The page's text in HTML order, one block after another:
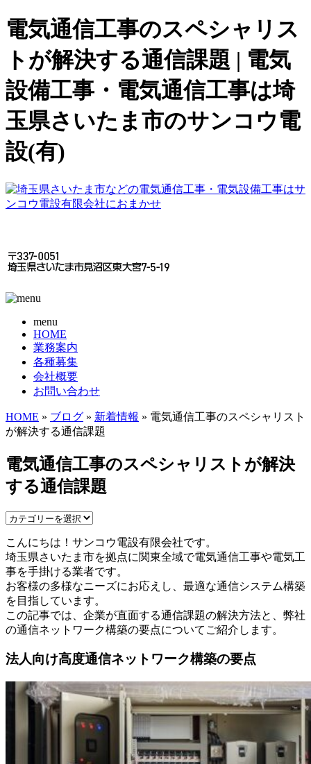
電気通信工事のスペシャリス
トが解決する通信課題 | 電気
設備工事・電気通信工事は埼
玉県さいたま市のサンコウ電
設(有)
menu
HOME
業務案内
各種募集
会社概要
お問い合わせ
HOME » ブログ » 新着情報 » 電気通信工事のスペシャリスト
が解決する通信課題
電気通信工事のスペシャリストが解決
する通信課題
こんにちは！サンコウ電設有限会社です。
埼玉県さいたま市を拠点に関東全域で電気通信工事や電気工
事を手掛ける業者です。
お客様の多様なニーズにお応えし、最適な通信システム構築
を目指しています。
この記事では、企業が直面する通信課題の解決方法と、弊社
の通信ネットワーク構築の要点についてご紹介します。
法人向け高度通信ネットワーク構築の要点